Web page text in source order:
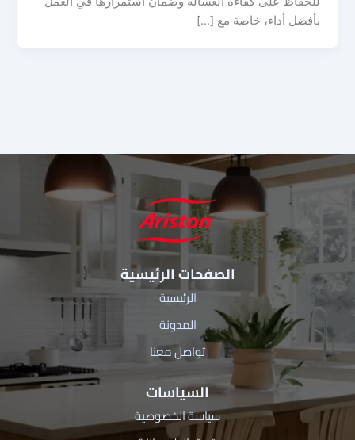
بأفضل أداء، خاصة مع […]
الصفحات الرئيسية
الرئيسية
المدونة
تواصل معنا
السياسات
سياسة الخصوصية